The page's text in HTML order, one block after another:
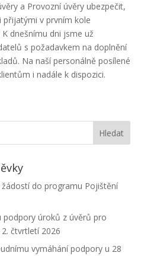
a Provozní úvěry ubezpečit,
přijatými v prvním kole
dnešnímu dni jsme už
s požadavkem na doplnění
Na naší personálně posílené
i nadále k dispozici.
do programu Pojištění
podpory úroků z úvěrů pro
čtvrtletí 2026
vymáhání podpory u 28